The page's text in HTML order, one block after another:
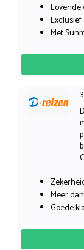
Lovende
Met
Meer
Goede